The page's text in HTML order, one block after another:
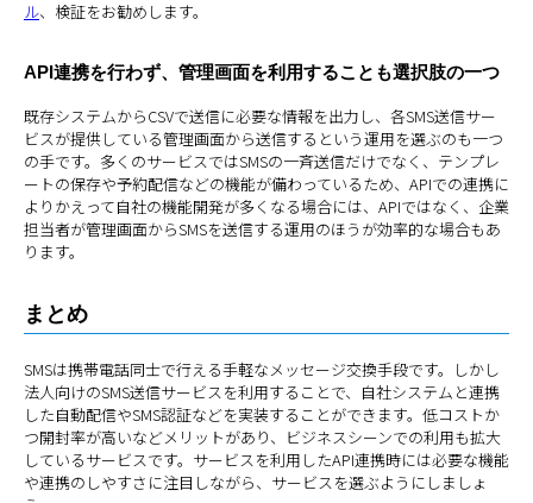
ル、検証をお勧めします。
API連携を行わず、管理画面を利用することも選択肢の一つ
既存システムからCSVで送信に必要な情報を出力し、各SMS送信サー
ビスが提供している管理画面から送信するという運用を選ぶのも一つ
の手です。多くのサービスではSMSの一斉送信だけでなく、テンプレ
ートの保存や予約配信などの機能が備わっているため、APIでの連携に
よりかえって自社の機能開発が多くなる場合には、APIではなく、企業
担当者が管理画面からSMSを送信する運用のほうが効率的な場合もあ
ります。
まとめ
SMSは携帯電話同士で行える手軽なメッセージ交換手段です。しかし
法人向けのSMS送信サービスを利用することで、自社システムと連携
した自動配信やSMS認証などを実装することができます。低コストか
つ開封率が高いなどメリットがあり、ビジネスシーンでの利用も拡大
しているサービスです。サービスを利用したAPI連携時には必要な機能
や連携のしやすさに注目しながら、サービスを選ぶようにしましょ